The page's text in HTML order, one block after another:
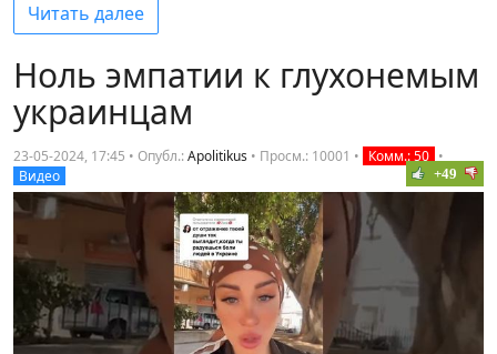
Читать далее
Ноль эмпатии к глухонемым
украинцам
23-05-2024, 17:45 • Опубл.:Apolitikus • Просм.: 10001 • Комм.: 50 •
Видео
+49